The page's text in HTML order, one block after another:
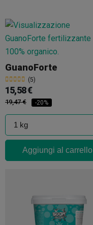
GuanoForte
(5)
15,58 €
19,47 € -20%
Aggiungi al carrello